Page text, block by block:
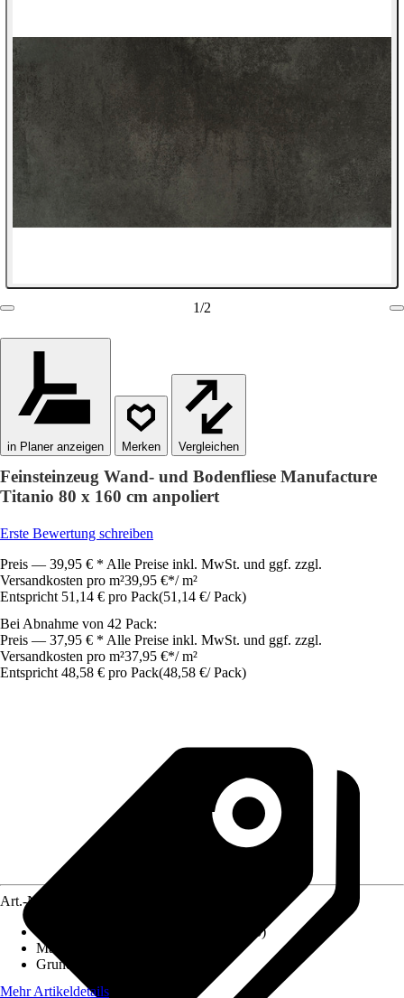
1/2
in Planer anzeigen Vergleichen
Feinsteinzeug Wand- und Bodenfliese Manufacture
Titanio 80 x 160 cm anpoliert
Erste Bewertung schreiben
Preis — 39,95 € * Alle Preise inkl. MwSt. und ggf. zzgl.
Versandkosten pro m²39,95 €*/ m²
Entspricht 51,14 € pro Pack(51,14 €/ Pack)
Bei Abnahme von 42 Pack:
Preis — 37,95 € * Alle Preise inkl. MwSt. und ggf. zzgl.
Versandkosten pro m²37,95 €*/ m²
Entspricht 48,58 € pro Pack(48,58 €/ Pack)
Art.-Nr.
Seidenmatt (Lappato)
Material
Grundfarbe
Mehr Artikeldetails